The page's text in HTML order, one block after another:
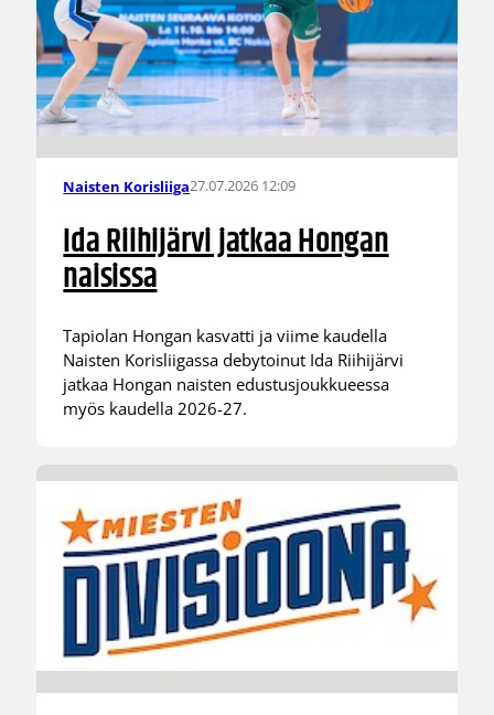
Naisten Korisliiga27.07.2026 12:09
Ida Riihijärvi jatkaa Hongan
naisissa
Tapiolan Hongan kasvatti ja viime kaudella
Naisten Korisliigassa debytoinut Ida Riihijärvi
jatkaa Hongan naisten edustusjoukkueessa
myös kaudella 2026-27.